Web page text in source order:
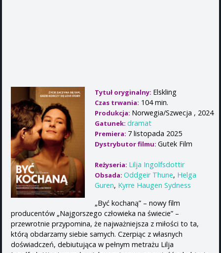
Tytuł oryginalny: Elskling
Czas trwania: 104 min.
Produkcja: Norwegia/Szwecja , 2024
Gatunek: dramat
Premiera: 7 listopada 2025
Dystrybutor filmu: Gutek Film
Reżyseria: Lilja Ingolfsdottir
Obsada: Oddgeir Thune, Helga
Guren, Kyrre Haugen Sydness
„Być kochaną” – nowy film
producentów „Najgorszego człowieka na świecie” –
przewrotnie przypomina, że najważniejsza z miłości to ta,
którą obdarzamy siebie samych. Czerpiąc z własnych
doświadczeń, debiutująca w pełnym metrażu Lilja